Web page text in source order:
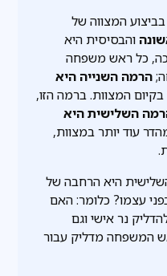
המצווה של
והבסיסית היא
כל ראש משפחה
הרמה השנייה היא
המצוות. ברמה הזו,
השלישית היא
עוד יותר במצוות,
היא הרחבה של
עצמו? כלומר: האם
נר אישי וגם
המשפחה מדליק עבור